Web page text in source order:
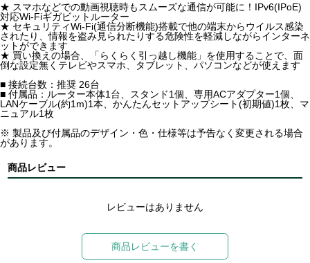
★ スマホなどでの動画視聴時もスムーズな通信が可能に！IPv6(IPoE)
対応Wi-Fiギガビットルーター
★ セキュリティWi-Fi(通信分断機能)搭載で他の端末からウイルス感染
されたり、情報を盗み見られたりする危険性を軽減しながらインターネ
ットができます
★ 買い換えの場合、「らくらく引っ越し機能」を使用することで、面
倒な設定無くテレビやスマホ、タブレット、パソコンなどが使えます
■ 接続台数：推奨 26台
■ 付属品：ルーター本体1台、スタンド1個、専用ACアダプター1個、
LANケーブル(約1m)1本、かんたんセットアップシート(初期値)1枚、マ
ニュアル1枚
※ 製品及び付属品のデザイン・色・仕様等は予告なく変更される場合
があります。
商品レビュー
レビューはありません
商品レビューを書く